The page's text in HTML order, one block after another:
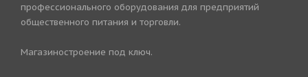
профессионального оборудования для предприятий
общественного питания и торговли.
Магазиностроение под ключ.